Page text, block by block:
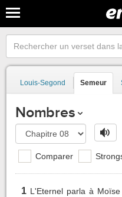
Louis-Segond Semeur
Nombres
Comparer
1 L'Eternel parla à